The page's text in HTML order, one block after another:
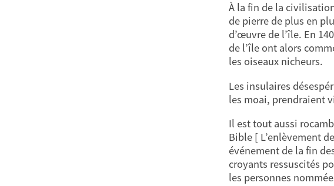
À la fin de la
de pierre de plus en
d’œuvre de l’île. En
de l’île ont alors
les oiseaux nicheurs.
Les insulaires
les moai, prendraient
Il est tout aussi
Bible [ L’enlèvement
événement de la fin
croyants ressuscités
les personnes